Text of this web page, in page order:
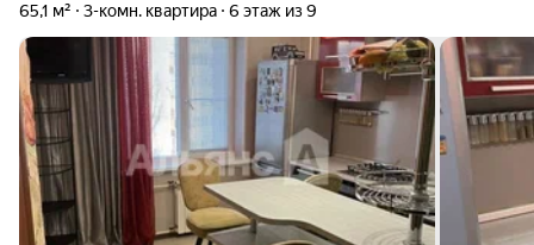
65,1 м² 3-комн. квартира 6 этаж из 9